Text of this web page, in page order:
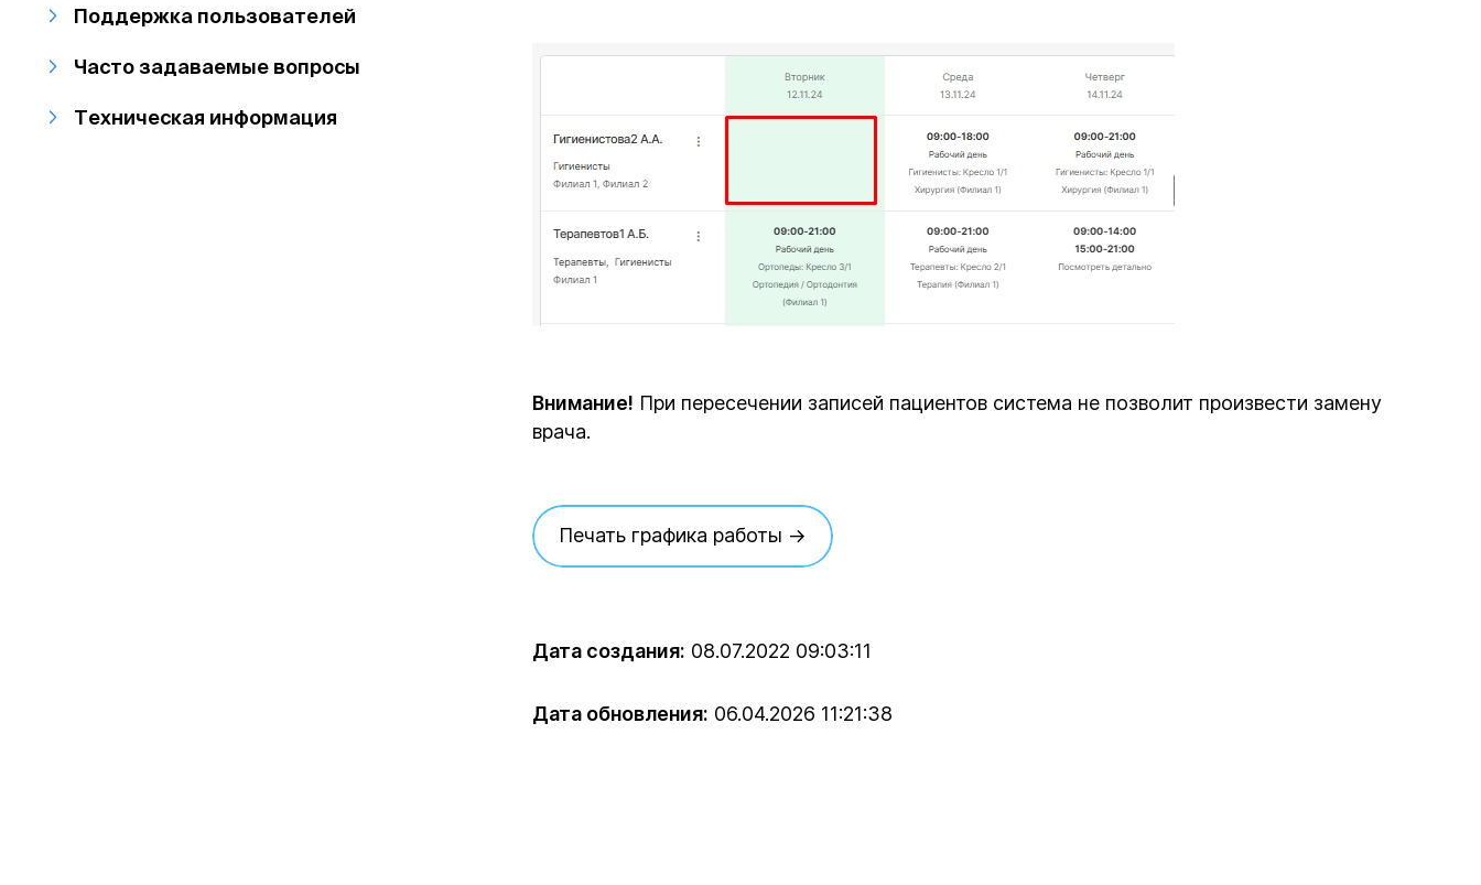
Поддержка пользователей
Часто задаваемые вопросы
Техническая информация
Внимание! При пересечении записей пациентов система не позволит произвести замену
врача.
Печать графика работы →
Дата создания: 08.07.2022 09:03:11
Дата обновления: 06.04.2026 11:21:38